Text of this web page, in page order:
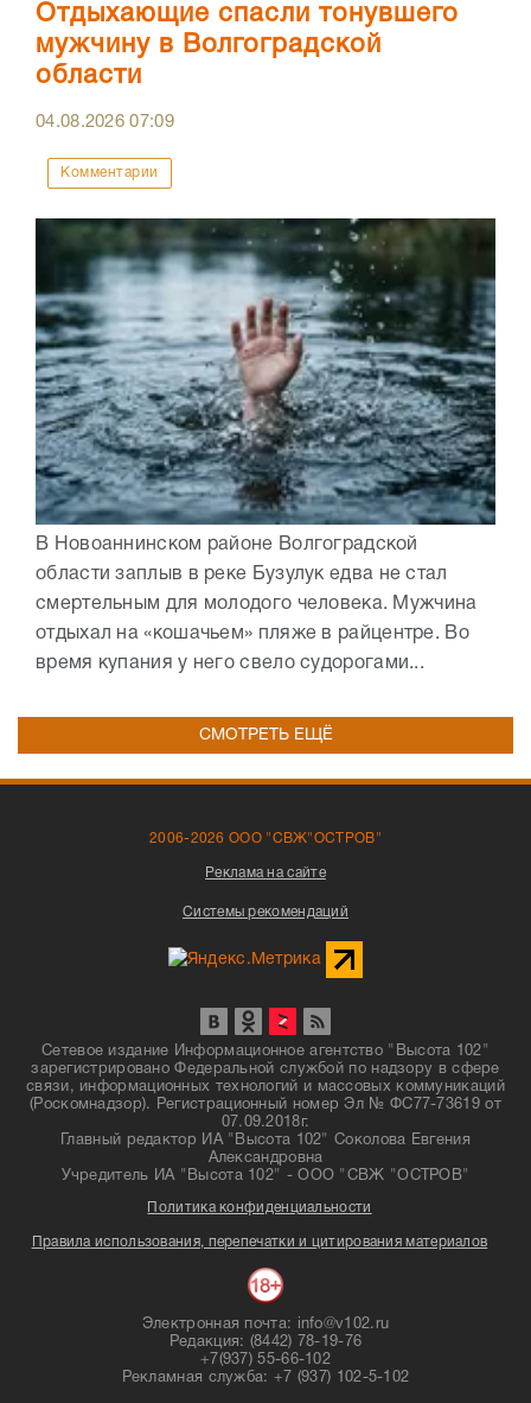
Отдыхающие спасли тонувшего
мужчину в Волгоградской
области
04.08.202607:09
Комментарии
В Новоаннинском районе Волгоградской
области заплыв в реке Бузулук едва не стал
смертельным для молодого человека. Мужчина
отдыхал на «кошачьем» пляже в райцентре. Во
время купания у него свело судорогами...
СМОТРЕТЬ ЕЩЁ
2006-2026 ООО "СВЖ"ОСТРОВ"
Реклама на сайте
Системы рекомендаций
Сетевое издание Информационное агентство "Высота 102"
зарегистрировано Федеральной службой по надзору в сфере
связи, информационных технологий и массовых коммуникаций
(Роскомнадзор). Регистрационный номер Эл № ФС77-73619 от
07.09.2018г.
Главный редактор ИА "Высота 102" Соколова Евгения
Александровна
Учредитель ИА "Высота 102" - ООО "СВЖ "ОСТРОВ"
Политика конфиденциальности
Правила использования, перепечатки и цитирования материалов
Электронная почта: info@v102.ru
Редакция: (8442) 78-19-76
+7(937) 55-66-102
Рекламная служба: +7 (937) 102-5-102